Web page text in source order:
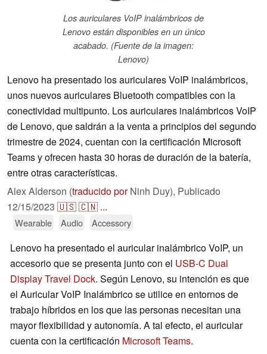
Los auriculares VoIP inalámbricos de
Lenovo están disponibles en un único
acabado. (Fuente de la imagen:
Lenovo)
Lenovo ha presentado los auriculares VoIP inalámbricos,
unos nuevos auriculares Bluetooth compatibles con la
conectividad multipunto. Los auriculares inalámbricos VoIP
de Lenovo, que saldrán a la venta a principios del segundo
trimestre de 2024, cuentan con la certificación Microsoft
Teams y ofrecen hasta 30 horas de duración de la batería,
entre otras características.
Alex Alderson (traducido porNinh Duy), Publicado
12/15/2023 🇺🇸🇨🇳 ...
Wearable Audio Accessory
Lenovo ha presentado el auricular inalámbrico VoIP, un
accesorio que se presenta junto con el USB-C Dual
Display Travel Dock. Según Lenovo, su intención es que
el Auricular VoIP Inalámbrico se utilice en entornos de
trabajo híbridos en los que las personas necesitan una
mayor flexibilidad y autonomía. A tal efecto, el auricular
cuenta con la certificación Microsoft Teams.